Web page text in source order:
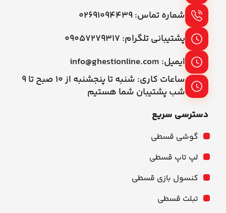
شماره تماس: ۰۲۶۹۱۰۹۴۴۳۹
پشتیبانی تلگرام: ۰۹۰۵۷۲۷۹۳۱۷
ایمیل: info@ghestionline.com
ساعات کاری: شنبه تا پنجشنبه از ۱۰ صبح تا ۹
شب پشتیبان شما هستیم
دسترسی سریع
گوشی قسطی
لپ تاپ قسطی
کنسول بازی قسطی
تبلت قسطی